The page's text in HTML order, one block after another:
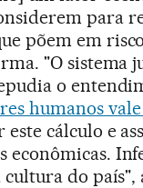
para
põem em
"O sistema
o
humanos
este cálculo e
econômicas.
do país",